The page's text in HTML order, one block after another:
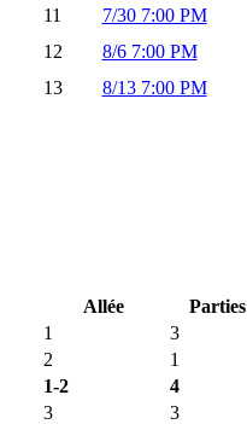
11
7/30 7:00 PM
12
8/6 7:00 PM
13
8/13 7:00 PM
Allée
Parties
1
3
2
1
1-2
4
3
3